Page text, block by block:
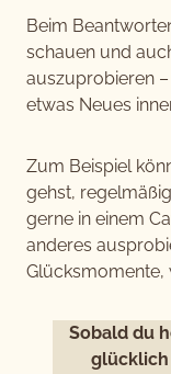
Beim
schauen und
auszuprobieren
etwas Neues
Zum Beispiel
gehst,
gerne in einem
anderes
Glücksmomente,
Sobald du
glücklich